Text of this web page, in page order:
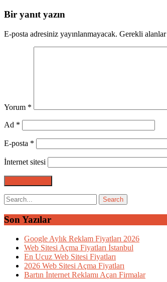
Bir yanıt yazın
E-posta adresiniz yayınlanmayacak. Gerekli alanlar
Yorum *
Ad *
E-posta *
İnternet sitesi
Son Yazılar
Google Aylık Reklam Fiyatları 2026
Web Sitesi Açma Fiyatları İstanbul
En Ucuz Web Sitesi Fiyatları
2026 Web Sitesi Açma Fiyatları
Bartın İnternet Reklamı Açan Firmalar